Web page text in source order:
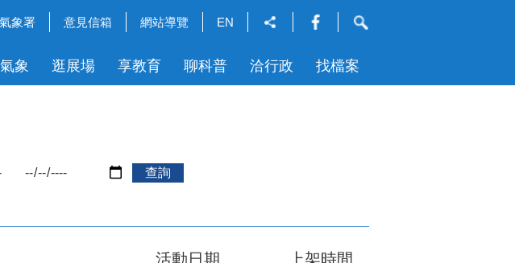
象署 意見信箱 網站導覽 EN
象 逛展場 享教育 聊科普 洽行政 找檔案
查詢
活動日期 上架時間